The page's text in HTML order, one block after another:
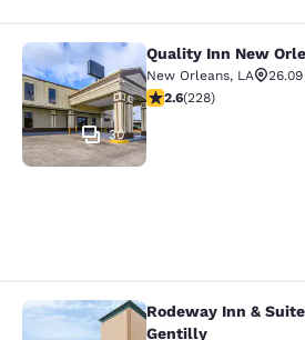
Quality Inn New
30
Quality Inn New
New Orleans, LA
2.58 étoiles. Moyen. 228
2.6(228)
Rodeway Inn &
Rodeway Inn &
Gentilly